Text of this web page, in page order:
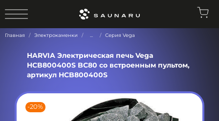
Главная Электрокаменки ... Серия Vega
-20%
HARVIA Электрическая печь Vega
HCB800400S BC80 со встроенным пультом,
артикул HCB800400S